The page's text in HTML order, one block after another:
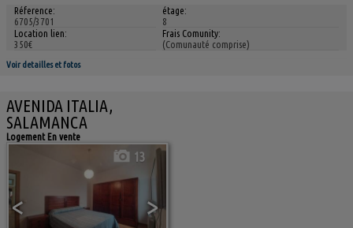
Réference:
6705/3701
étage:
8
Location lien:
350€
Frais Comunity:
(Comunauté comprise)
Voir detailles et fotos
AVENIDA ITALIA,
SALAMANCA
Logement En vente
< >
13